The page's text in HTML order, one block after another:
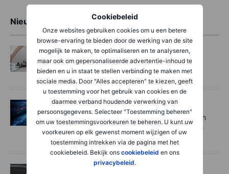
Cookiebeleid
Onze websites gebruiken cookies om u een betere
browse-ervaring te bieden door de werking van de site
mogelijk te maken, te optimaliseren en te analyseren,
maar ook om gepersonaliseerde advertentie-inhoud te
bieden en u in staat te stellen verbinding te maken met
sociale media. Door "Alles accepteren" te kiezen, geeft
u toestemming voor het gebruik van cookies en de
daarmee verband houdende verwerking van
persoonsgegevens. Selecteer "Toestemming beheren"
om uw toestemmingsvoorkeuren te beheren. U kunt uw
voorkeuren op elk gewenst moment wijzigen of uw
toestemming intrekken via de pagina met het
cookiebeleid. Bekijk ons cookiebeleid en ons
privacybeleid.
Nieuwste artikelen
Aandelen
2026-08-06 08:04
Xior toont zijn prijsmacht op een krappe
kotenmarkt
Aandelen
2026-07-31 08:30
Sterke vraag en chiptekorten bij Apple en
Amazon, maar beleggers trekken andere
conclusies
Aandelen
2026-07-31 07:39